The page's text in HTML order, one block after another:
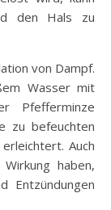
den Hals zu
von Dampf.
Wasser mit
Pfefferminze
zu befeuchten
Auch
haben,
Entzündungen